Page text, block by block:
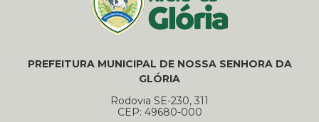
PREFEITURA MUNICIPAL DE NOSSA SENHORA DA
GLÓRIA
Rodovia SE-230, 311
CEP: 49680-000